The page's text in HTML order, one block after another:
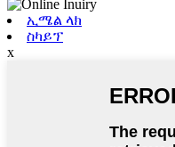
ኢሜል ላክ
ስካይፕ
x